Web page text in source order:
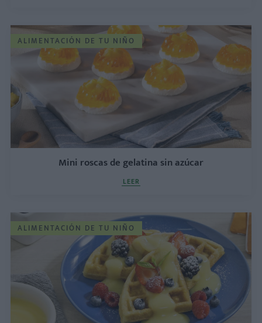
ALIMENTACIÓN DE TU NIÑO
Mini roscas de gelatina sin azúcar
LEER
ALIMENTACIÓN DE TU NIÑO